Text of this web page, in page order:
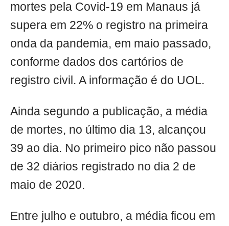
mortes pela Covid-19 em Manaus já
supera em 22% o registro na primeira
onda da pandemia, em maio passado,
conforme dados dos cartórios de
registro civil. A informação é do UOL.
Ainda segundo a publicação, a média
de mortes, no último dia 13, alcançou
39 ao dia. No primeiro pico não passou
de 32 diários registrado no dia 2 de
maio de 2020.
Entre julho e outubro, a média ficou em